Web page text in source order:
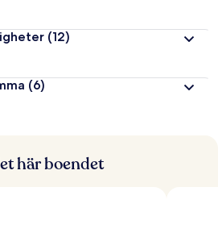
(12)
(6)
här boendet